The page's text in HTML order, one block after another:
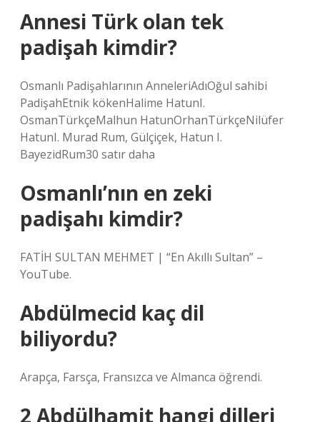
Annesi Türk olan tek
padişah kimdir?
Osmanlı Padişahlarının AnneleriAdıOğul sahibi
PadişahEtnik kökenHalime HatunI.
OsmanTürkçeMalhun HatunOrhanTürkçeNilüfer
HatunI. Murad Rum, Gülçiçek, Hatun I.
BayezidRum30 satır daha
Osmanlı’nın en zeki
padişahı kimdir?
FATİH SULTAN MEHMET | “En Akıllı Sultan” –
YouTube.
Abdülmecid kaç dil
biliyordu?
Arapça, Farsça, Fransızca ve Almanca öğrendi.
2 Abdülhamit hangi dilleri